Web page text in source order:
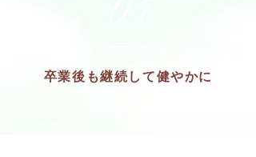
卒業後も継続して健やかに